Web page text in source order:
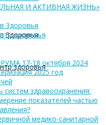
Здоровья
здоровья
И АКТИВНАЯ ЖИЗНЬ»
Здоровья
здоровья
17-18 октября 2024
2025 год
здравоохранения:
показателей частью
медико-санитарной